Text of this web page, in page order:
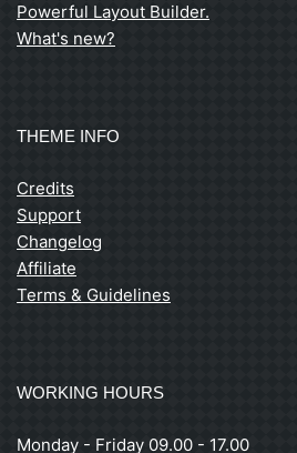
Powerful Layout Builder.
What's new?
THEME INFO
Credits
Support
Changelog
Affiliate
Terms & Guidelines
WORKING HOURS
Monday - Friday 09.00 - 17.00